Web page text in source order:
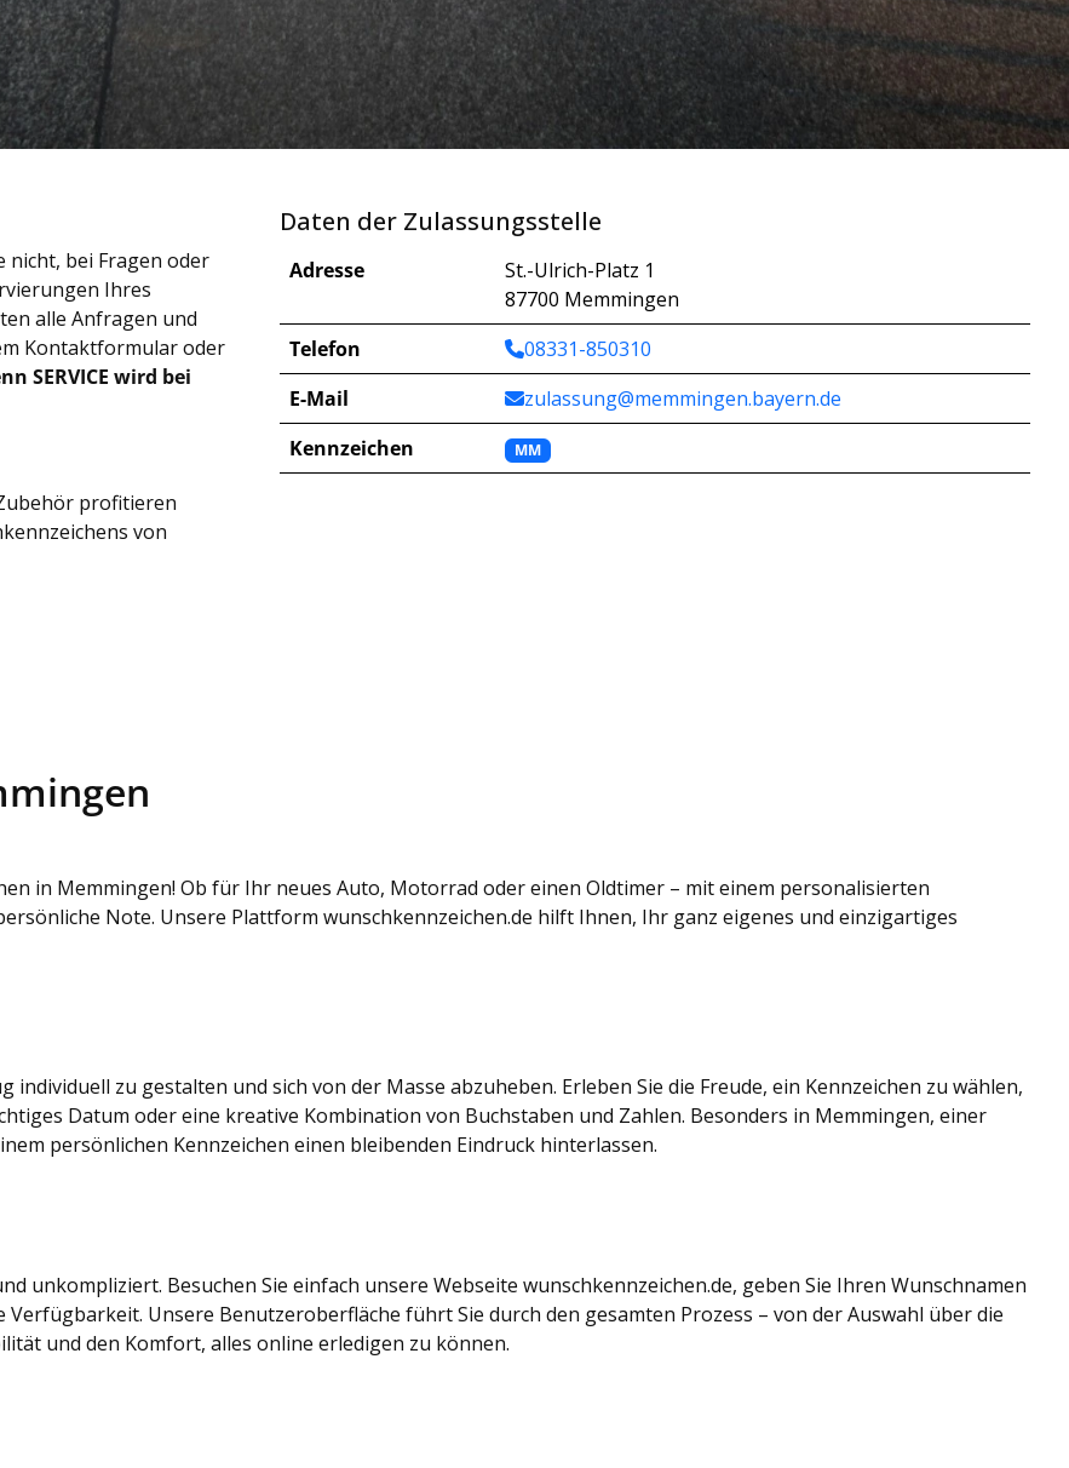
bei Fragen oder
Ihres
alle Anfragen und
Kontaktformular oder
SERVICE wird bei
profitieren
von
Daten der Zulassungsstelle
Adresse
St.-Ulrich-Platz 1
87700 Memmingen
Telefon
08331-850310
E-Mail
zulassung@memmingen.bayern.de
Kennzeichen
MM
in Memmingen! Ob für Ihr neues Auto, Motorrad oder einen Oldtimer – mit einem personalisierten
Note. Unsere Plattform wunschkennzeichen.de hilft Ihnen, Ihr ganz eigenes und einzigartiges
zu gestalten und sich von der Masse abzuheben. Erleben Sie die Freude, ein Kennzeichen zu wählen,
Datum oder eine kreative Kombination von Buchstaben und Zahlen. Besonders in Memmingen, einer
persönlichen Kennzeichen einen bleibenden Eindruck hinterlassen.
unkompliziert. Besuchen Sie einfach unsere Webseite wunschkennzeichen.de, geben Sie Ihren Wunschnamen
Unsere Benutzeroberfläche führt Sie durch den gesamten Prozess – von der Auswahl über die
und den Komfort, alles online erledigen zu können.